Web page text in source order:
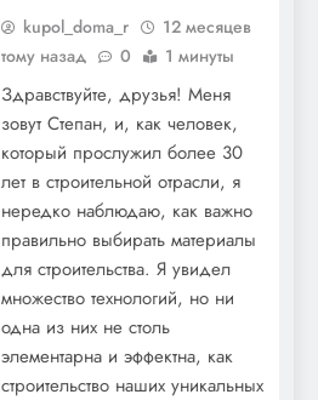
kupol_doma_r
12 месяцев
тому назад
0 1 минуты
Здравствуйте, друзья! Меня
зовут Степан, и, как человек,
который прослужил более 30
лет в строительной отрасли, я
нередко наблюдаю, как важно
правильно выбирать материалы
для строительства. Я увидел
множество технологий, но ни
одна из них не столь
элементарна и эффектна, как
строительство наших уникальных